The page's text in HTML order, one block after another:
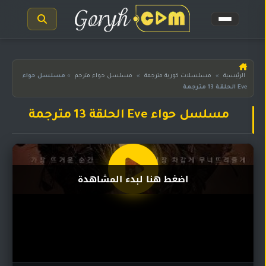
الرئيسية
المترجمة
هندية
مدبلجة
مسلسلات
مسلسلات
الرئيسية » مسلسلات كورية مترجمة » مسلسل حواء مترجم » مسلسل حواء
Eve الحلقة 13 مترجمة
مسلسل حواء Eve الحلقة 13 مترجمة
اضغط هنا لبدء المشاهدة